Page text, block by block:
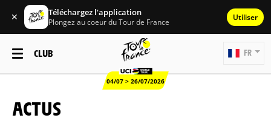
✕ Téléchargez l'application
Plongez au coeur du Tour de France Utiliser
CLUB
04/07 > 26/07/2026
FR
ACTUS